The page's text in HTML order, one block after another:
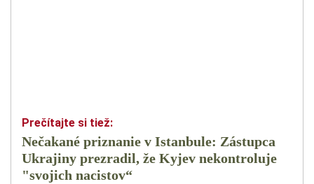
Nečakané priznanie v Istanbule: Zástupca
Ukrajiny prezradil, že Kyjev nekontroluje
"svojich nacistov“